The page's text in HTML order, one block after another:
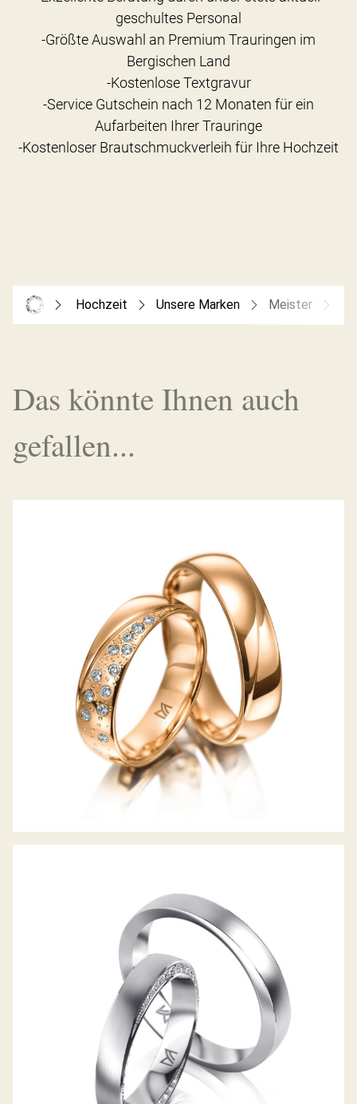
geschultes Personal
-Größte Auswahl an Premium Trauringen im
Bergischen Land
-Kostenlose Textgravur
-Service Gutschein nach 12 Monaten für ein
Aufarbeiten Ihrer Trauringe
Hochzeit Unsere Marken Meister
Das könnte Ihnen auch
gefallen...
MEISTER TRAURINGE SYMBOLICS
MEISTER TRAURINGE PHANTASTICS